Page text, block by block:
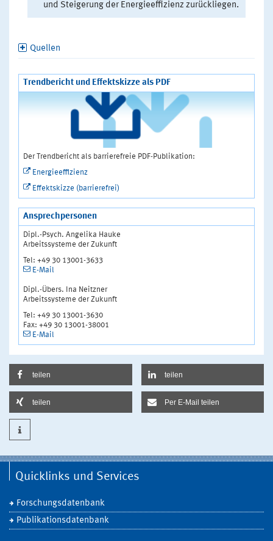
und Steigerung der Energieeffizienz zurückliegen.
Quellen
Trendbericht und Effektskizze als PDF
Der Trendbericht als barrierefreie PDF-Publikation:
Energieeffizienz
Effektskizze (barrierefrei)
Ansprechpersonen
Dipl.-Psych. Angelika Hauke
Arbeitssysteme der Zukunft
Tel: +49 30 13001-3633
E-Mail
Dipl.-Übers. Ina Neitzner
Arbeitssysteme der Zukunft
Tel: +49 30 13001-3630
Fax: +49 30 13001-38001
E-Mail
teilen teilen
teilen Per E-Mail teilen
Quicklinks und Services
Forschungsdatenbank
Publikationsdatenbank